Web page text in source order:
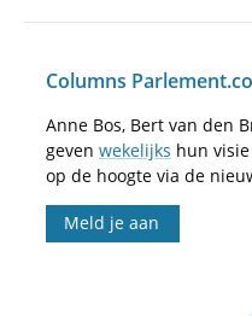
Columns
Anne Bos, Bert van den
geven wekelijks hun
op de hoogte via de
Meld je aan